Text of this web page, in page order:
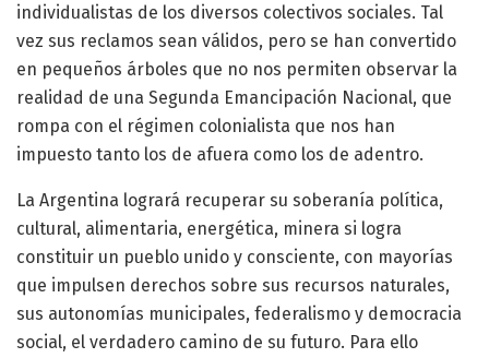
individualistas de los diversos colectivos sociales. Tal
vez sus reclamos sean válidos, pero se han convertido
en pequeños árboles que no nos permiten observar la
realidad de una Segunda Emancipación Nacional, que
rompa con el régimen colonialista que nos han
impuesto tanto los de afuera como los de adentro.
La Argentina logrará recuperar su soberanía política,
cultural, alimentaria, energética, minera si logra
constituir un pueblo unido y consciente, con mayorías
que impulsen derechos sobre sus recursos naturales,
sus autonomías municipales, federalismo y democracia
social, el verdadero camino de su futuro. Para ello